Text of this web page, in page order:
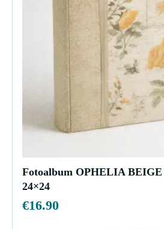
Fotoalbum OPHELIA
24×24
€16.90